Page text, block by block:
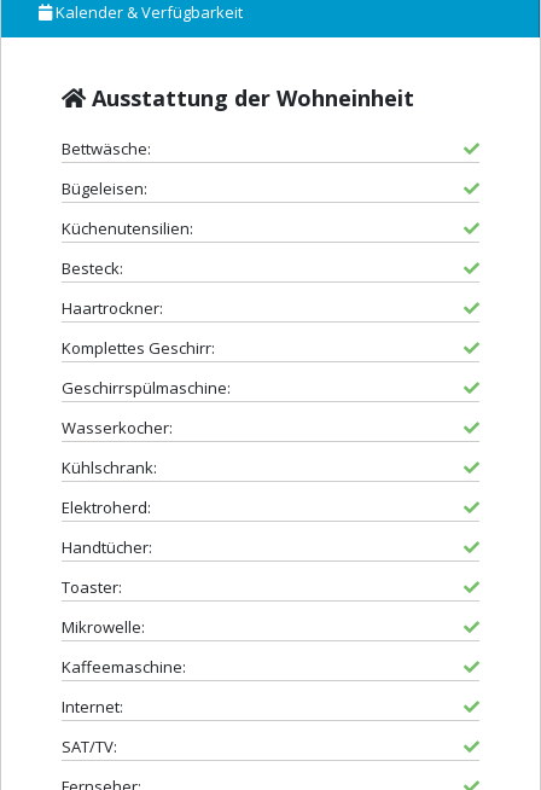
Kalender & Verfügbarkeit
Ausstattung der Wohneinheit
Bettwäsche:
Bügeleisen:
Küchenutensilien:
Besteck:
Haartrockner:
Komplettes Geschirr:
Geschirrspülmaschine:
Wasserkocher:
Kühlschrank:
Elektroherd:
Handtücher:
Toaster:
Mikrowelle:
Kaffeemaschine:
Internet:
SAT/TV: